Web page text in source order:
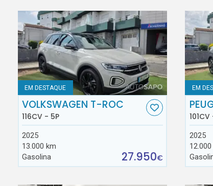
EM DESTAQUE
VOLKSWAGEN T-ROC
116CV - 5P
2025
13.000 km
Gasolina
27.950€
EM
2025